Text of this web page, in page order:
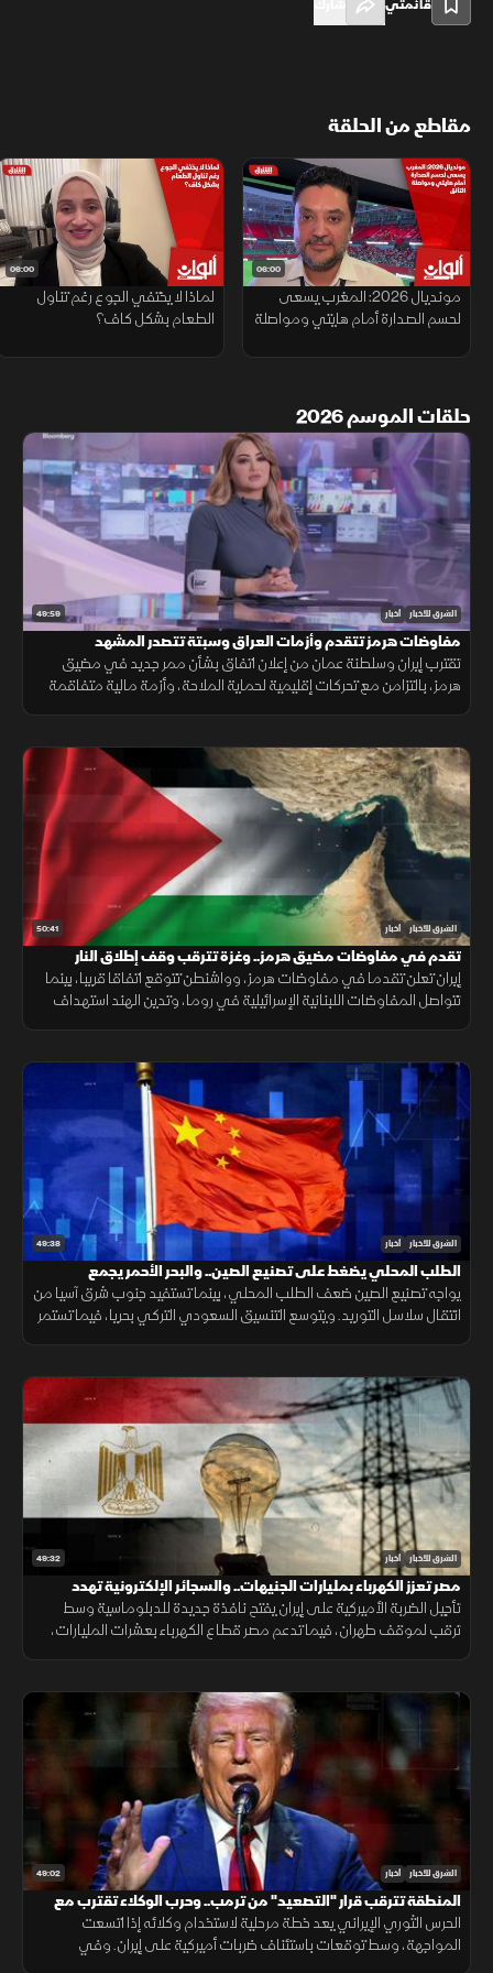
قائمتي
مقاطع من الحلقة
06:00
مونديال 2026: المغرب يسعى
لحسم الصدارة أمام هايتي ومواصلة
06:00
لماذا لا يختفي الجوع رغم تناول
الطعام بشكل كاف؟
حلقات الموسم 2026
49:59 الشرق للأخبار أخبار
مفاوضات هرمز تتقدم وأزمات العراق وسبتة تتصدر المشهد
تقترب إيران وسلطنة عمان من إعلان اتفاق بشأن ممر جديد في مضيق
هرمز، بالتزامن مع تحركات إقليمية لحماية الملاحة، وأزمة مالية متفاقمة
50:41 الشرق للأخبار أخبار
تقدم في مفاوضات مضيق هرمز.. وغزة تترقب وقف إطلاق النار
إيران تعلن تقدما في مفاوضات هرمز، وواشنطن تتوقع اتفاقا قريبا، بينما
تتواصل المفاوضات اللبنانية الإسرائيلية في روما، وتدين الهند استهداف
49:38 الشرق للأخبار أخبار
الطلب المحلي يضغط على تصنيع الصين.. والبحر الأحمر يجمع
السعودية وتركيا
يواجه تصنيع الصين ضعف الطلب المحلي، بينما تستفيد جنوب شرق آسيا من
انتقال سلاسل التوريد. ويتوسع التنسيق السعودي التركي بحريا، فيما تستمر
49:32 الشرق للأخبار أخبار
مصر تعزز الكهرباء بمليارات الجنيهات.. والسجائر الإلكترونية تهدد
المراهقين
تأجيل الضربة الأميركية على إيران يفتح نافذة جديدة للدبلوماسية وسط
ترقب لموقف طهران، فيما تدعم مصر قطاع الكهرباء بعشرات المليارات،
49:02 الشرق للأخبار أخبار
المنطقة تترقب قرار "التصعيد" من ترمب.. وحرب الوكلاء تقترب مع
اتساع المواجهة
الحرس الثوري الإيراني يعد خطة مرحلية لاستخدام وكلائه إذا اتسعت
المواجهة، وسط توقعات باستئناف ضربات أميركية على إيران. وفي